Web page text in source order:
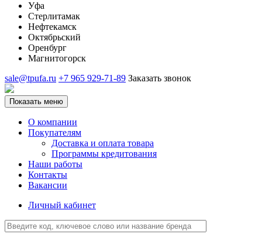
Уфа
Стерлитамак
Нефтекамск
Октябрьский
Оренбург
Магнитогорск
sale@tpufa.ru +7 965 929-71-89 Заказать звонок
Показать меню
О компании
Покупателям
Доставка и оплата товара
Программы кредитования
Наши работы
Контакты
Вакансии
Личный кабинет